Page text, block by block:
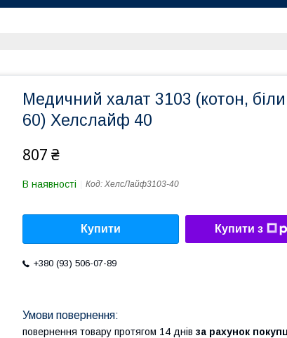
Медичний халат 3103 (котон,
60) Хелслайф 40
807 ₴
В наявності Код: ХелсЛайф3103-40
Купити Купити з
+380 (93) 506-07-89
повернення товару протягом 14 днів за рахунок